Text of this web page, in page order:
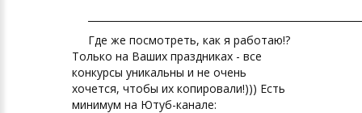
Где же посмотреть, как я работаю!?
Только на Ваших праздниках - все
конкурсы уникальны и не очень
хочется, чтобы их копировали!))) Есть
минимум на Ютуб-канале: